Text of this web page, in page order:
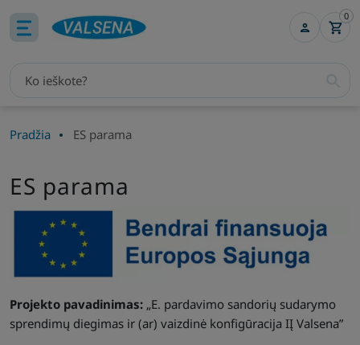
0
Pradžia ES parama
ES parama
Projekto pavadinimas: „E. pardavimo sandorių sudarymo
sprendimų diegimas ir (ar) vaizdinė konfigūracija IĮ Valsena”